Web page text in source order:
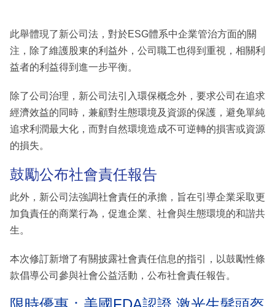
此舉體現了新公司法，對於ESG體系中企業管治方面的關
注，除了維護股東的利益外，公司職工也得到重視，相關利
益者的利益得到進一步平衡。
除了公司治理，新公司法引入環保概念外，要求公司在追求
經濟效益的同時，兼顧對生態環境及資源的保護，避免單純
追求利潤最大化，而對自然環境造成不可逆轉的損害或資源
的損失。
鼓勵公布社會責任報告
此外，新公司法強調社會責任的承擔，旨在引導企業采取更
加負責任的商業行為，促進企業、社會與生態環境的和諧共
生。
本次修訂新增了有關披露社會責任信息的指引，以鼓勵性條
款倡導公司參與社會公益活動，公布社會責任報告。